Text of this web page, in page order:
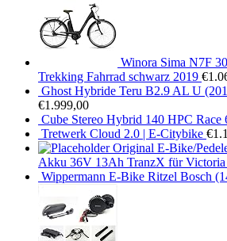
Winora Sima N7F
Trekking Fahrrad schwarz 2019 €
Ghost Hybride Teru B2.9 AL U
€1.999,00
Cube Stereo Hybrid 140 HPC Race
Tretwerk Cloud 2.0 | E-Citybike €
Original E-Bike/
Akku 36V 13Ah TranzX für Victoria
Wippermann E-Bike Ritzel Bosch